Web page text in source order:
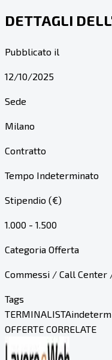
DETTAGLI
Pubblicato il
12/10/2025
Sede
Milano
Contratto
Tempo Indeterminato
Stipendio (€)
1.000 - 1.500
Categoria Offerta
Commessi / Call Center
Tags
TERMINALISTA
OFFERTE CORRELATE